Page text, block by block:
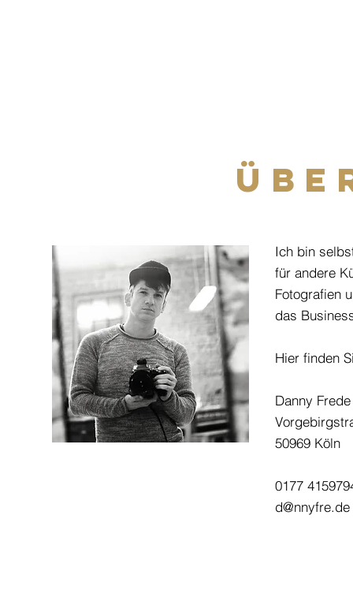
Ich bin
für andere
Fotografien
das
Hier finden
Danny Frede
50969 Köln
0177
d@nnyfre.de